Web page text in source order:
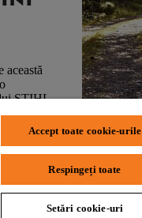
această
STIHL -
Accept toate cookie-urile
Respingeți toate
Setări cookie-uri